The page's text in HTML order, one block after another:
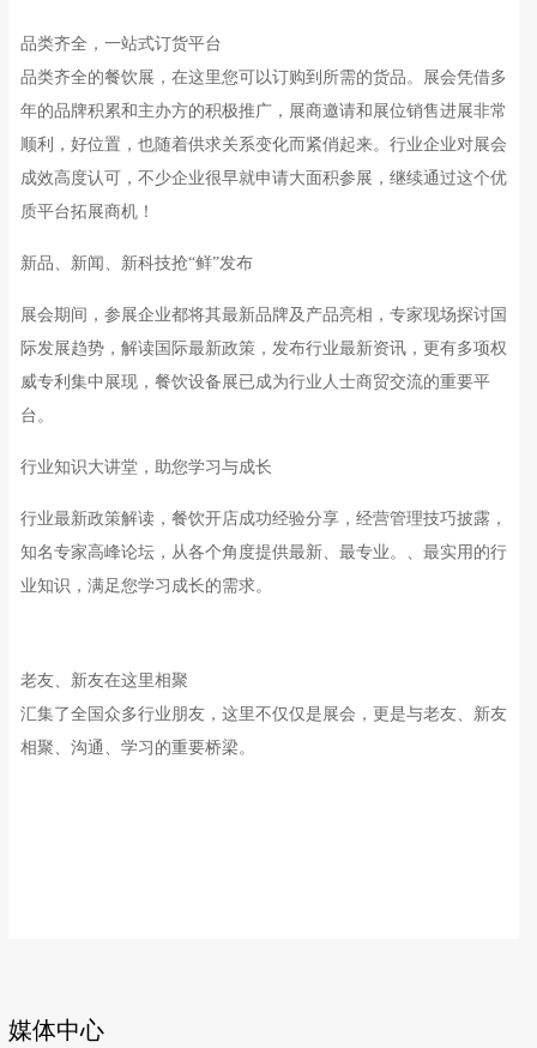
品类齐全，一站式订货平台
品类齐全的餐饮展，在这里您可以订购到所需的货品。展会凭借多
年的品牌积累和主办方的积极推广，展商邀请和展位销售进展非常
顺利，好位置，也随着供求关系变化而紧俏起来。行业企业对展会
成效高度认可，不少企业很早就申请大面积参展，继续通过这个优
质平台拓展商机！
新品、新闻、新科技抢“鲜”发布
展会期间，参展企业都将其最新品牌及产品亮相，专家现场探讨国
际发展趋势，解读国际最新政策，发布行业最新资讯，更有多项权
威专利集中展现，餐饮设备展已成为行业人士商贸交流的重要平
台。
行业知识大讲堂，助您学习与成长
行业最新政策解读，餐饮开店成功经验分享，经营管理技巧披露，
知名专家高峰论坛，从各个角度提供最新、最专业。、最实用的行
业知识，满足您学习成长的需求。
老友、新友在这里相聚
汇集了全国众多行业朋友，这里不仅仅是展会，更是与老友、新友
相聚、沟通、学习的重要桥梁。
媒体中心